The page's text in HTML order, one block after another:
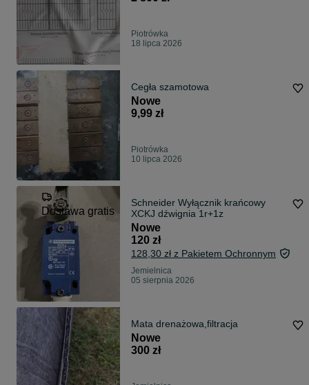
Piotrówka
18 lipca 2026
Cegła szamotowa
Nowe
9,99 zł
Piotrówka
10 lipca 2026
Dostawa gratis
Schneider Wyłącznik krańcowy
XCKJ dźwignia 1r+1z
Nowe
120 zł
128,30 zł z Pakietem Ochronnym
Jemielnica
05 sierpnia 2026
Mata drenażowa,filtracja
Nowe
300 zł